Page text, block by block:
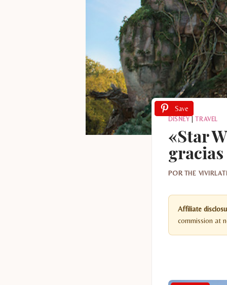
DISNEY |TRAVEL
«Star
POR THE
Affiliate
commission at
Save
Save